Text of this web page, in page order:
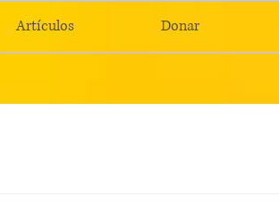
Artículos Donar